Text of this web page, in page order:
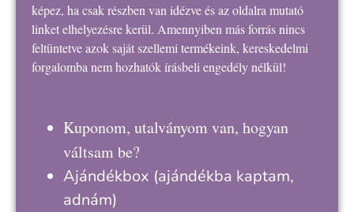
képez, ha csak részben van idézve és az oldalra mutató
linket elhelyezésre kerül. Amennyiben más forrás nincs
feltüntetve azok saját szellemi termékeink, kereskedelmi
forgalomba nem hozhatók írásbeli engedély nélkül!
Kuponom, utalványom van, hogyan
váltsam be?
Ajándékbox (ajándékba kaptam,
adnám)